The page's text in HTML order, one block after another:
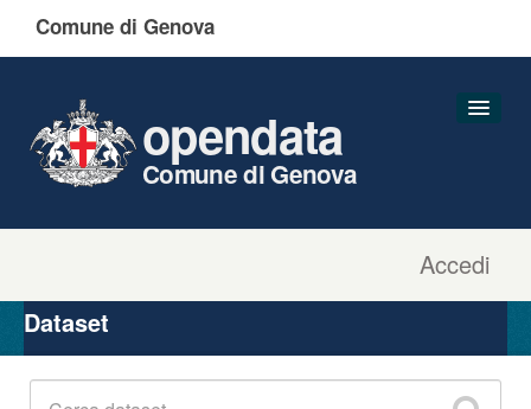
Comune di Genova
Accedi
opendata
Comune di Genova
Organizzazioni
Gruppi
Dataset